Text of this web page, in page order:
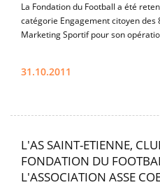
La Fondation du Football a été
catégorie Engagement citoyen des
Marketing Sportif pour son
31.10.2011
L'AS SAINT-ETIENNE,
FONDATION DU
L'ASSOCIATION ASSE